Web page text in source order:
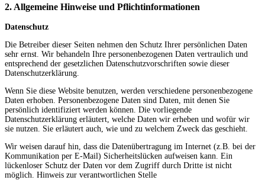
2. Allgemeine Hinweise und Pflichtinformationen
Datenschutz
Die Betreiber dieser Seiten nehmen den Schutz Ihrer persönlichen Daten
sehr ernst. Wir behandeln Ihre personenbezogenen Daten vertraulich und
entsprechend der gesetzlichen Datenschutzvorschriften sowie dieser
Datenschutzerklärung.
Wenn Sie diese Website benutzen, werden verschiedene personenbezogene
Daten erhoben. Personenbezogene Daten sind Daten, mit denen Sie
persönlich identifiziert werden können. Die vorliegende
Datenschutzerklärung erläutert, welche Daten wir erheben und wofür wir
sie nutzen. Sie erläutert auch, wie und zu welchem Zweck das geschieht.
Wir weisen darauf hin, dass die Datenübertragung im Internet (z.B. bei der
Kommunikation per E-Mail) Sicherheitslücken aufweisen kann. Ein
lückenloser Schutz der Daten vor dem Zugriff durch Dritte ist nicht
möglich. Hinweis zur verantwortlichen Stelle